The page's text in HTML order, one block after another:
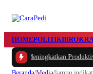
HOMEPOLITIK
dan Meningkatkan